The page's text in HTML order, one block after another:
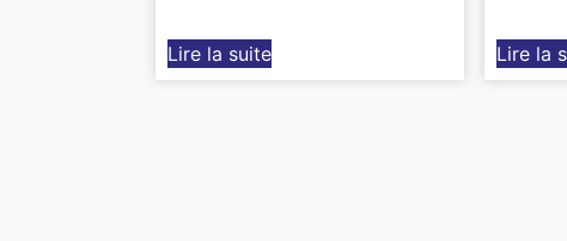
Lire la suite Lire la